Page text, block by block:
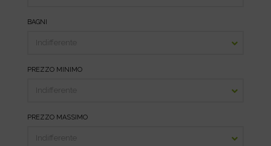
BAGNI
PREZZO MINIMO
PREZZO MASSIMO